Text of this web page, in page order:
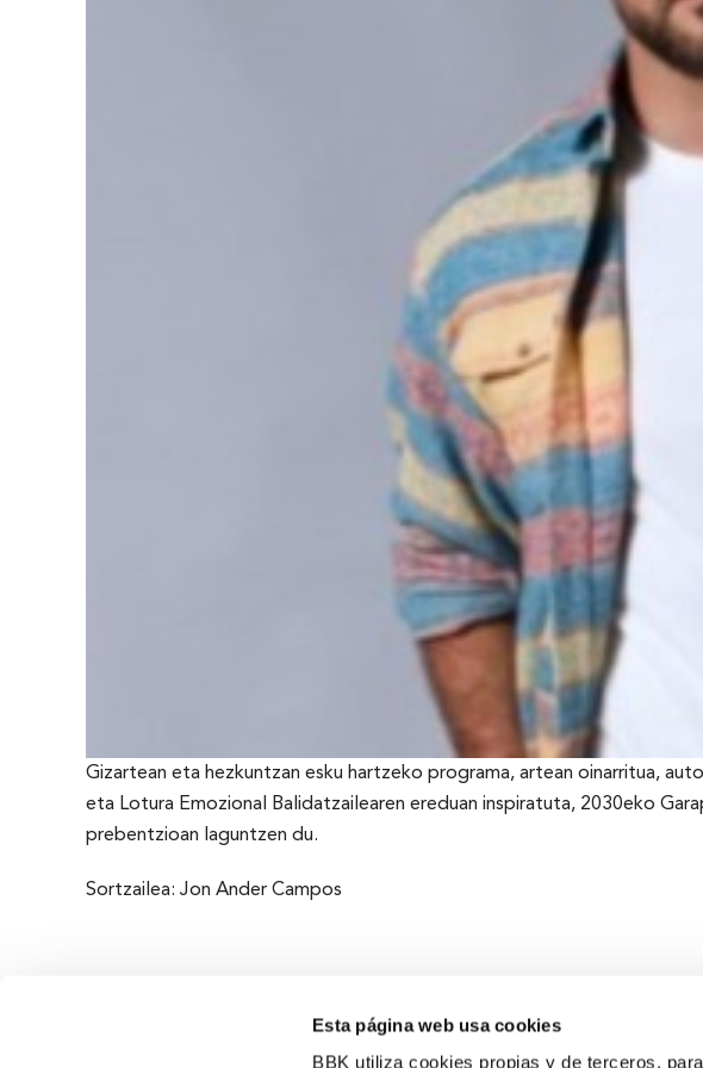
Esta página web usa cookies
BBK utiliza cookies propias y de terceros,
Gizartean eta hezkuntzan esku hartzeko programa, artean oinarritua,
eta Lotura Emozional Balidatzailearen ereduan inspiratuta, 2030eko
prebentzioan laguntzen du.
Sortzailea: Jon Ander Campos